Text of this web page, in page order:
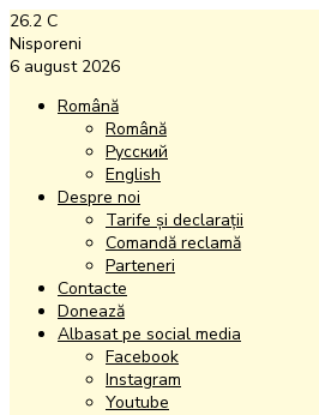
26.2 C
Nisporeni
6 august 2026
Română
Română
Русский
English
Despre noi
Tarife și declarații
Comandă reclamă
Parteneri
Contacte
Donează
Albasat pe social media
Facebook
Instagram
Youtube